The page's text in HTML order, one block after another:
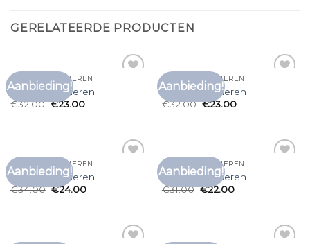
GERELATEERDE PRODUCTEN
Aanbieding!
MERK T SHIRT HEREN
merk t shirt heren
€32.00 €23.00
Aanbieding!
MERK T SHIRT HEREN
merk t shirt heren
€32.00 €23.00
Aanbieding!
MERK T SHIRT HEREN
merk t shirt heren
€34.00 €24.00
Aanbieding!
MERK T SHIRT HEREN
merk t shirt heren
€31.00 €22.00